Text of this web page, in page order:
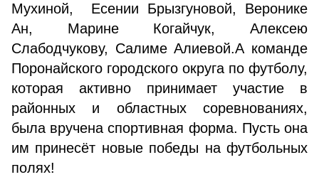
Мухиной, Есении Брызгуновой, Веронике
Ан, Марине Когайчук, Алексею
Слабодчукову, Салиме Алиевой.А команде
Поронайского городского округа по футболу,
которая активно принимает участие в
районных и областных соревнованиях,
была вручена спортивная форма. Пусть она
им принесёт новые победы на футбольных
полях!